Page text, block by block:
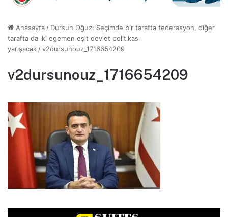
Anasayfa / Dursun Oğuz: Seçimde bir tarafta federasyon, diğer
tarafta da iki egemen eşit devlet politikası
yarışacak /v2dursunouz_1716654209
v2dursunouz_1716654209